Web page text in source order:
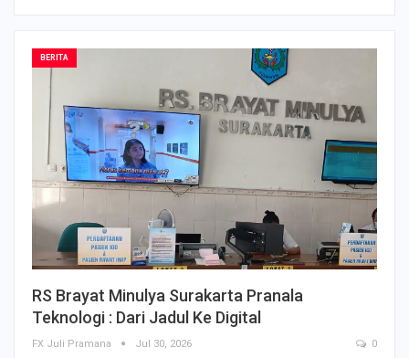
BERITA
RS Brayat Minulya Surakarta Pranala
Teknologi : Dari Jadul Ke Digital
FX Juli Pramana Jul 30, 2026 0